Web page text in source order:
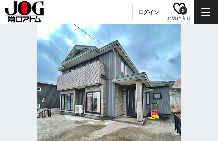
ログイン
お気に入り
0